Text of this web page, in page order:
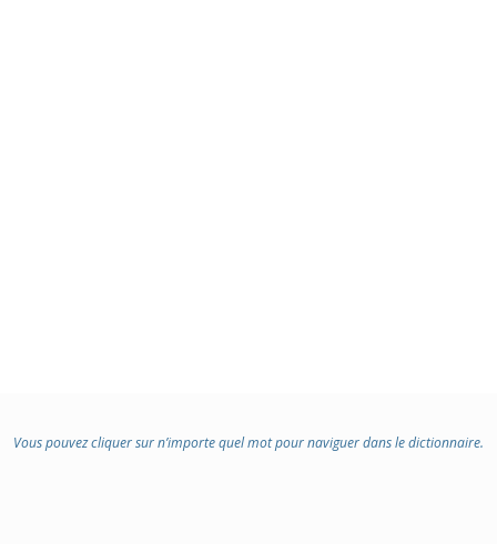
Vous pouvez cliquer sur n’importe quel mot pour naviguer dans le dictionnaire.